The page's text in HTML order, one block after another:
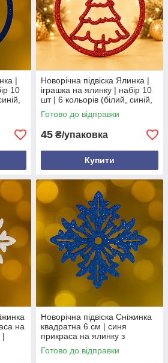
|
10
Новорічна підвіска Ялинка |
іграшка на ялинку | набір 10
шт | 6 кольорів (білий, синій,
червоний, золотий,
сріблястий, зелений)
Готово до відправки
45 ₴/упаковка
Купити
на
|
Новорічна підвіска Сніжинка
квадратна 6 см | синя
прикраса на ялинку з
гліттером | набір 10 шт
Готово до відправки